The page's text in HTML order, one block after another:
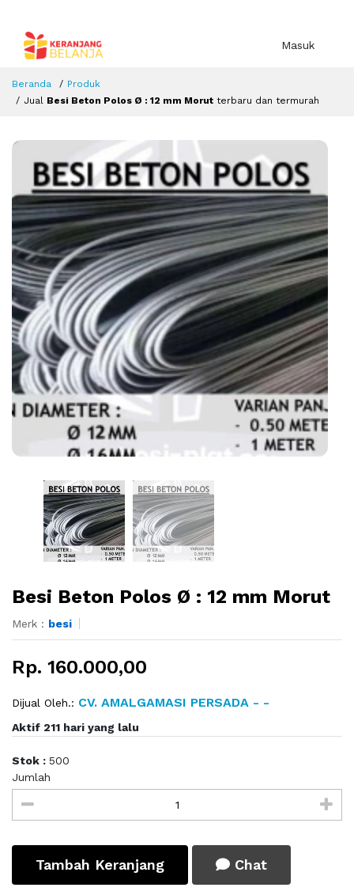
Masuk
Beranda
Produk
Jual Besi Beton Polos Ø : 12 mm Morut terbaru dan termurah
Besi Beton Polos Ø : 12 mm Morut
Merk : besi
Rp. 160.000,00
Dijual Oleh.: CV. AMALGAMASI PERSADA - -
Aktif 211 hari yang lalu
Stok : 500
Jumlah
Tambah Keranjang Chat